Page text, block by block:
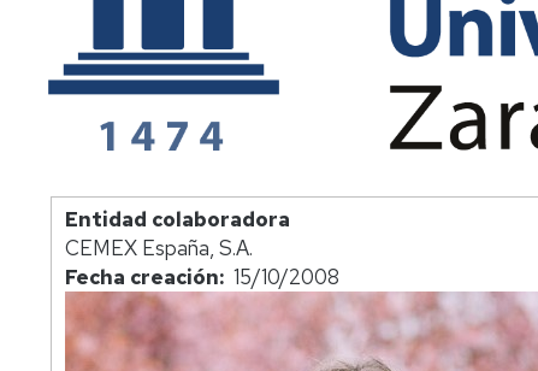
Entidad colaboradora
CEMEX España, S.A.
Fecha creación 15/10/2008